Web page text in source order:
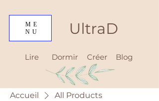
ME
NU
UltraD
Lire Créer
Dormir Blog
Accueil All Products